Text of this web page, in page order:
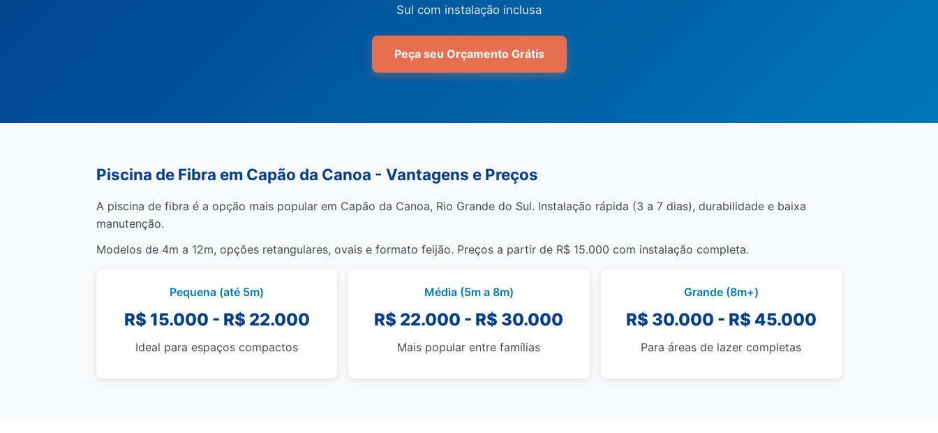
Sul com instalação inclusa
Peça seu Orçamento Grátis
Piscina de Fibra em Capão da Canoa - Vantagens e Preços
A piscina de fibra é a opção mais popular em Capão da Canoa, Rio Grande do Sul. Instalação rápida (3 a 7 dias), durabilidade e baixa
manutenção.
Modelos de 4m a 12m, opções retangulares, ovais e formato feijão. Preços a partir de R$ 15.000 com instalação completa.
Pequena (até 5m)
R$ 15.000 - R$ 22.000
Ideal para espaços compactos
Média (5m a 8m)
R$ 22.000 - R$ 30.000
Mais popular entre famílias
Grande (8m+)
R$ 30.000 - R$ 45.000
Para áreas de lazer completas